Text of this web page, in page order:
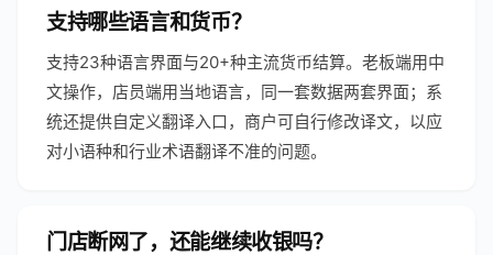
支持哪些语言和货币？
支持23种语言界面与20+种主流货币结算。老板端用中
文操作，店员端用当地语言，同一套数据两套界面；系
统还提供自定义翻译入口，商户可自行修改译文，以应
对小语种和行业术语翻译不准的问题。
门店断网了，还能继续收银吗？